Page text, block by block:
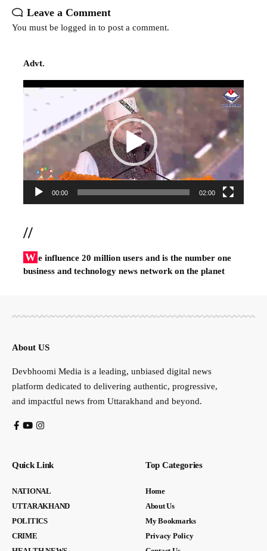
Leave a Comment
You must be logged in to post a comment.
Advt.
Video
00:00 02:00
//
W e influence 20 million users and is the number one
business and technology news network on the planet
About US
Devbhoomi Media is a leading, unbiased digital news
platform dedicated to delivering authentic, progressive,
and impactful news from Uttarakhand and beyond.
Quick Link
NATIONAL
UTTARAKHAND
POLITICS
CRIME
Top Categories
Home
About Us
My Bookmarks
Privacy Policy